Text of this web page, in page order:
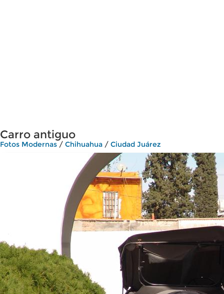
Carro antiguo
Fotos Modernas / Chihuahua / Ciudad Juárez